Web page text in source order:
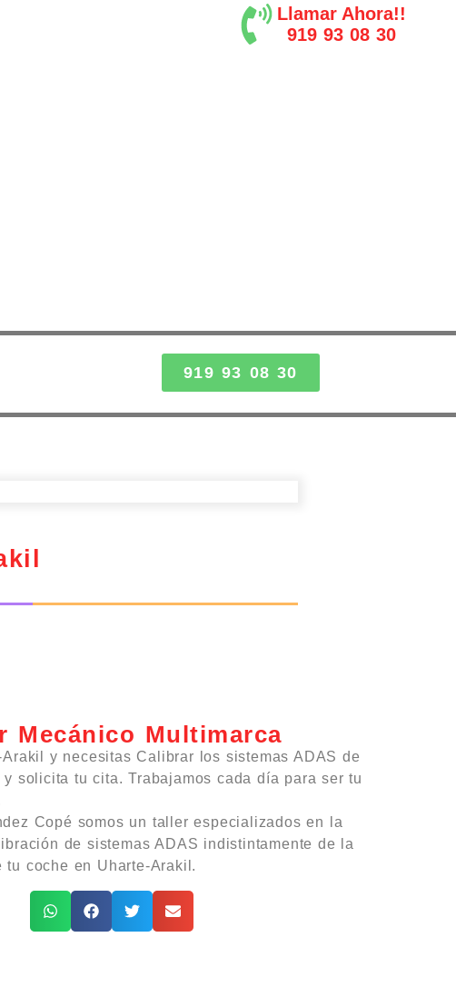
Llamar Ahora!!
919 93 08 30
919 93 08 30
Mecánico Multimarca
y necesitas Calibrar los sistemas ADAS de
solicita tu cita. Trabajamos cada día para ser tu
Copé somos un taller especializados en la
de sistemas ADAS indistintamente de la
tu coche en Uharte-Arakil.